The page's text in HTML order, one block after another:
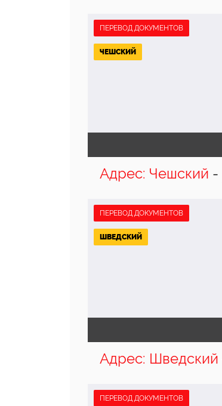
ПЕРЕВОД ДОКУМЕНТОВ
Адрес: Чешский -
ЧЕШСКИЙ
ПЕРЕВОД ДОКУМЕНТОВ
Адрес: Шведский
ШВЕДСКИЙ
ПЕРЕВОД ДОКУМЕНТОВ